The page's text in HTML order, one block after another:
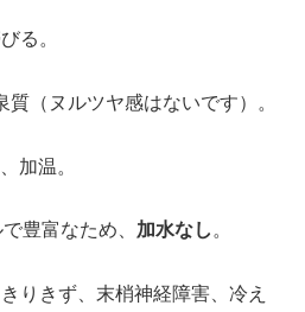
る。
（ヌルツヤ感はないです）。
加温。
豊富なため、 加水なし 。
りきず、末梢神経障害、冷え